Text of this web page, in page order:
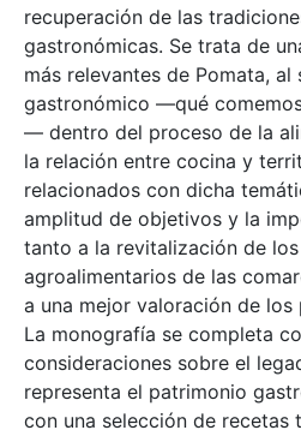
recuperación de las
gastronómicas. Se trata de
más relevantes de Pomata, al
gastronómico —qué
— dentro del proceso de la
la relación entre cocina y
relacionados con dicha
amplitud de objetivos y la
tanto a la revitalización de
agroalimentarios de las
a una mejor valoración de
La monografía se completa
consideraciones sobre el
representa el patrimonio
con una selección de recetas